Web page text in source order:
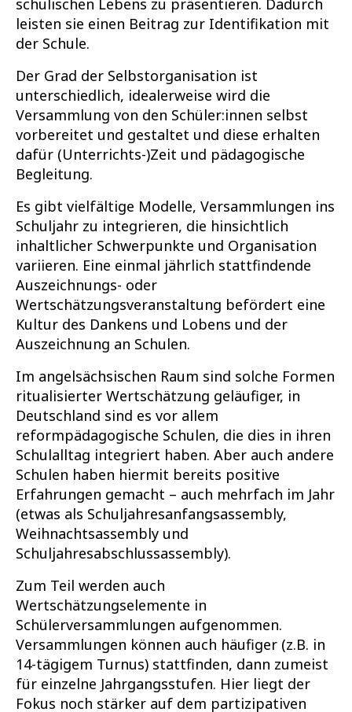
leisten sie einen Beitrag zur Identifikation mit
der Schule.
Der Grad der Selbstorganisation ist
unterschiedlich, idealerweise wird die
Versammlung von den Schüler:innen selbst
vorbereitet und gestaltet und diese erhalten
dafür (Unterrichts-)Zeit und pädagogische
Begleitung.
Es gibt vielfältige Modelle, Versammlungen ins
Schuljahr zu integrieren, die hinsichtlich
inhaltlicher Schwerpunkte und Organisation
variieren. Eine einmal jährlich stattfindende
Auszeichnungs- oder
Wertschätzungsveranstaltung befördert eine
Kultur des Dankens und Lobens und der
Auszeichnung an Schulen.
Im angelsächsischen Raum sind solche Formen
ritualisierter Wertschätzung geläufiger, in
Deutschland sind es vor allem
reformpädagogische Schulen, die dies in ihren
Schulalltag integriert haben. Aber auch andere
Schulen haben hiermit bereits positive
Erfahrungen gemacht – auch mehrfach im Jahr
(etwas als Schuljahresanfangsassembly,
Weihnachtsassembly und
Schuljahresabschlussassembly).
Zum Teil werden auch
Wertschätzungselemente in
Schülerversammlungen aufgenommen.
Versammlungen können auch häufiger (z.B. in
14-tägigem Turnus) stattfinden, dann zumeist
für einzelne Jahrgangsstufen. Hier liegt der
Fokus noch stärker auf dem partizipativen